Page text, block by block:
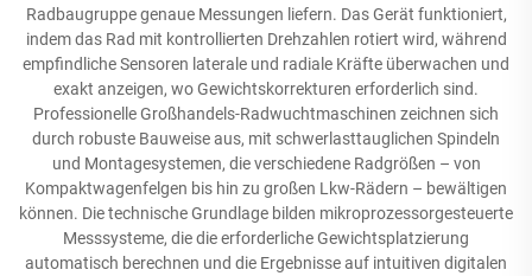
Radbaugruppe genaue Messungen liefern. Das Gerät funktioniert,
indem das Rad mit kontrollierten Drehzahlen rotiert wird, während
empfindliche Sensoren laterale und radiale Kräfte überwachen und
exakt anzeigen, wo Gewichtskorrekturen erforderlich sind.
Professionelle Großhandels-Radwuchtmaschinen zeichnen sich
durch robuste Bauweise aus, mit schwerlasttauglichen Spindeln
und Montagesystemen, die verschiedene Radgrößen – von
Kompaktwagenfelgen bis hin zu großen Lkw-Rädern – bewältigen
können. Die technische Grundlage bilden mikroprozessorgesteuerte
Messsysteme, die die erforderliche Gewichtsplatzierung
automatisch berechnen und die Ergebnisse auf intuitiven digitalen